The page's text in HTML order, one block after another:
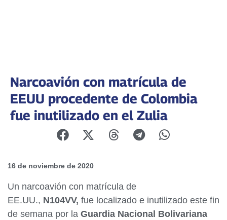
Narcoavión con matrícula de
EEUU procedente de Colombia
fue inutilizado en el Zulia
16 de noviembre de 2020
Un narcoavión con matrícula de
EE.UU., N104VV, fue localizado e inutilizado este fin
de semana por la Guardia Nacional Bolivariana